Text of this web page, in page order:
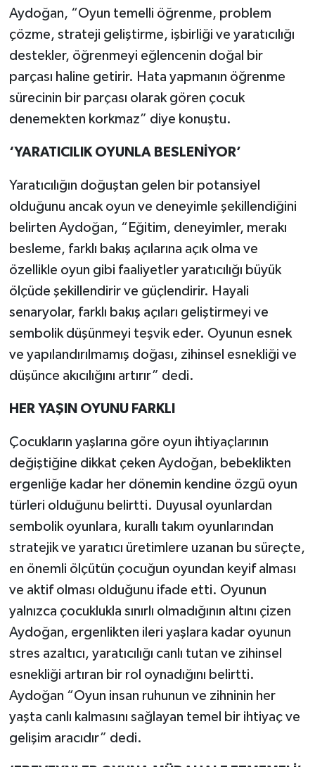
Aydoğan, “Oyun temelli öğrenme, problem
çözme, strateji geliştirme, işbirliği ve yaratıcılığı
destekler, öğrenmeyi eğlencenin doğal bir
parçası haline getirir. Hata yapmanın öğrenme
sürecinin bir parçası olarak gören çocuk
denemekten korkmaz” diye konuştu.
‘YARATICILIK OYUNLA BESLENİYOR’
Yaratıcılığın doğuştan gelen bir potansiyel
olduğunu ancak oyun ve deneyimle şekillendiğini
belirten Aydoğan, “Eğitim, deneyimler, merakı
besleme, farklı bakış açılarına açık olma ve
özellikle oyun gibi faaliyetler yaratıcılığı büyük
ölçüde şekillendirir ve güçlendirir. Hayali
senaryolar, farklı bakış açıları geliştirmeyi ve
sembolik düşünmeyi teşvik eder. Oyunun esnek
ve yapılandırılmamış doğası, zihinsel esnekliği ve
düşünce akıcılığını artırır” dedi.
HER YAŞIN OYUNU FARKLI
Çocukların yaşlarına göre oyun ihtiyaçlarının
değiştiğine dikkat çeken Aydoğan, bebeklikten
ergenliğe kadar her dönemin kendine özgü oyun
türleri olduğunu belirtti. Duyusal oyunlardan
sembolik oyunlara, kurallı takım oyunlarından
stratejik ve yaratıcı üretimlere uzanan bu süreçte,
en önemli ölçütün çocuğun oyundan keyif alması
ve aktif olması olduğunu ifade etti. Oyunun
yalnızca çocuklukla sınırlı olmadığının altını çizen
Aydoğan, ergenlikten ileri yaşlara kadar oyunun
stres azaltıcı, yaratıcılığı canlı tutan ve zihinsel
esnekliği artıran bir rol oynadığını belirtti.
Aydoğan “Oyun insan ruhunun ve zihninin her
yaşta canlı kalmasını sağlayan temel bir ihtiyaç ve
gelişim aracıdır” dedi.